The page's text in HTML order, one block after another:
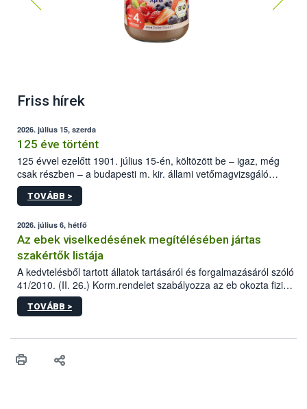
Friss hírek
2026. július 15, szerda
125 éve történt
125 évvel ezelőtt 1901. július 15-én, költözött be – igaz, még
csak részben – a budapesti m. kir. állami vetőmagvizsgáló
állomás a Kis Rókus utca 15. szám alatti, Czigler Győző által
tervezett új épületébe.
TOVÁBB >
2026. július 6, hétfő
Az ebek viselkedésének megítélésében jártas
szakértők listája
A kedvtelésből tartott állatok tartásáról és forgalmazásáról szóló
41/2010. (II. 26.) Korm.rendelet szabályozza az eb okozta fizikai
sérülés, illetve ennek veszélye keletkezésekor felmerülő
hatósági feladatokat, valamint a veszélyes eb tartását és annak
vonni az ebek viselkedésének megítélésében jártas szakértőt.
TOVÁBB >